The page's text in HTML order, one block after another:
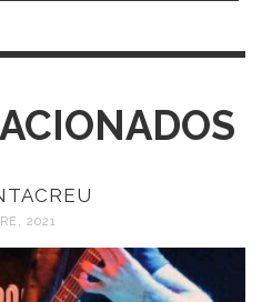
2021